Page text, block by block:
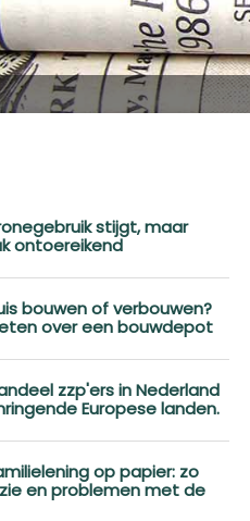
stijgt, maar
ontoereikend
bouwen of verbouwen?
over een bouwdepot
zzp'ers in Nederland
Europese landen.
op papier: zo
en problemen met de